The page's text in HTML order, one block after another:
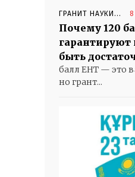
ГРАНИТ НАУКИ...
Почему 120
гарантируют
быть
балл ЕНТ — это
но грант...